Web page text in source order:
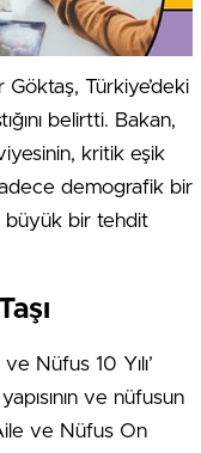
Türkiye’deki
belirtti. Bakan,
kritik eşik
demografik bir
büyük bir tehdit
Nüfus 10 Yılı’
ve nüfusun
ve Nüfus On